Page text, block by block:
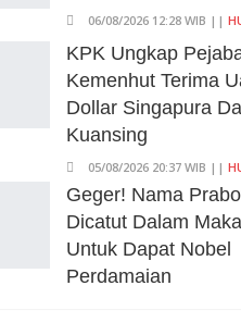
06/08/2026 12:28 WIB ||
KPK Ungkap
Kemenhut Terima
Dollar Singapura
Kuansing
05/08/2026 20:37 WIB ||
Geger! Nama
Dicatut Dalam
Untuk Dapat Nobel
Perdamaian